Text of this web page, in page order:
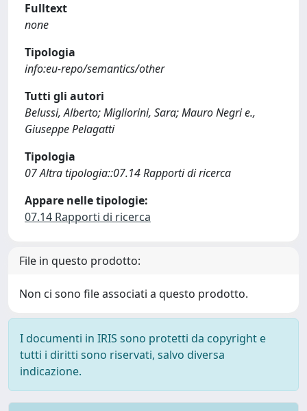
Fulltext
none
Tipologia
info:eu-repo/semantics/other
Tutti gli autori
Belussi, Alberto; Migliorini, Sara; Mauro Negri e.,
Giuseppe Pelagatti
Tipologia
07 Altra tipologia::07.14 Rapporti di ricerca
Appare nelle tipologie:
07.14 Rapporti di ricerca
File in questo prodotto:
Non ci sono file associati a questo prodotto.
I documenti in IRIS sono protetti da copyright e
tutti i diritti sono riservati, salvo diversa
indicazione.